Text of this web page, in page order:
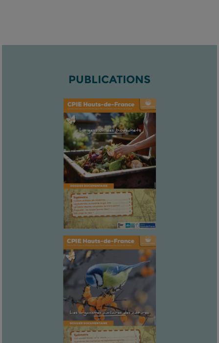
PUBLICATIONS